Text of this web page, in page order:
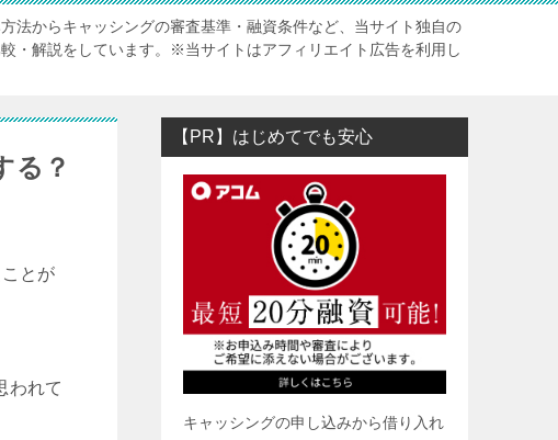
法からキャッシングの審査基準・融資条件など、当サイト独自の
・解説をしています。※当サイトはアフィリエイト広告を利用し
る？
とが
われて
【PR】はじめてでも安心
キャッシングの申し込みから借り入れ